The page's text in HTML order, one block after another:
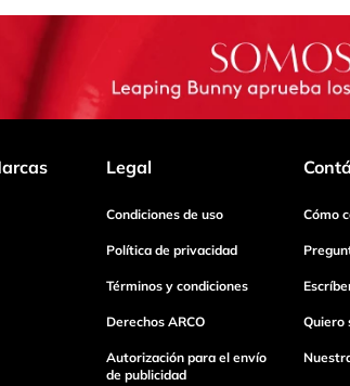
comentario
Legal
Condiciones de uso
Política de privacidad
Términos y condiciones
Derechos ARCO
Autorización para el envío
de publicidad
Cómo
Quiero